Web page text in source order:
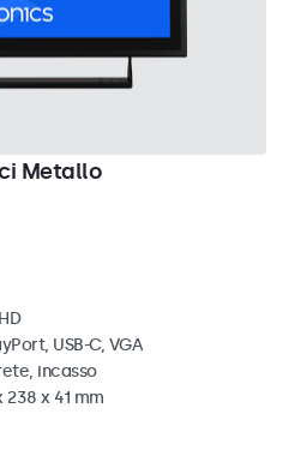
Metallo
USB-C, VGA
incasso
x 41 mm